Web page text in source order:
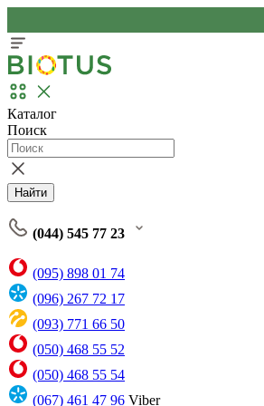
Каталог
Поиск
Найти
(044) 545 77 23
(095) 898 01 74
(096) 267 72 17
(093) 771 66 50
(050) 468 55 52
(050) 468 55 54
(067) 461 47 96 Viber